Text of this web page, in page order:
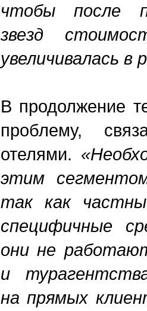
чтобы после
звезд
увеличивалась в
В продолжение
проблему,
отелями.
этим
так как
специфичные
они не
и
на прямых